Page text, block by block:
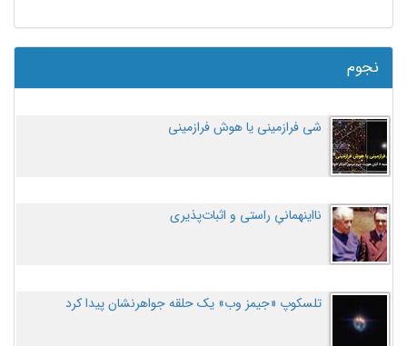
نجوم
شی فرازمینی یا هوش فرازمینی
نااینهمانیِ راستی و اثبات‌پذیری
تلسکوپ «جیمز وب» یک حلقه جواهرنشان پیدا کرد